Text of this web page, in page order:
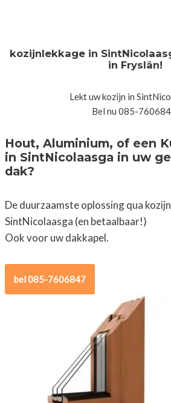
kozijnlekkage in
in Fryslân!
Lekt uw kozijn in
Bel nu 085-
Hout, Aluminium, of een
in SintNicolaasga in uw
dak?
De duurzaamste oplossing qua
SintNicolaasga (en betaalbaar!)
Ook voor uw dakkapel.
bel 085-7606847